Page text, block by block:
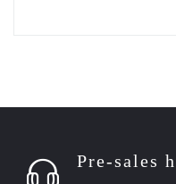
Pre-sales